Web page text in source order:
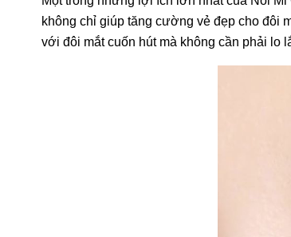
không chỉ giúp tăng cường vẻ đẹp cho đôi
với đôi mắt cuốn hút mà không cần phải lo